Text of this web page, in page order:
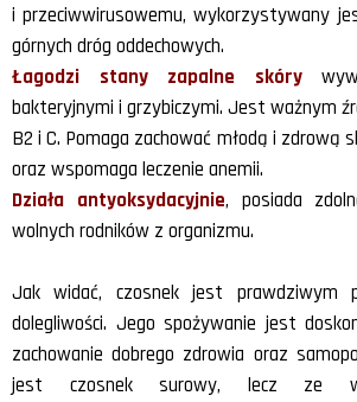
i przeciwwirusowemu, wykorzystywany
górnych dróg oddechowych.
Łagodzi stany zapalne skóry
bakteryjnymi i grzybiczymi. Jest ważnym
B2 i C. Pomaga zachować młodą i zdrową
oraz wspomaga leczenie anemii.
Działa antyoksydacyjnie, posiada
wolnych rodników z organizmu.
Jak widać, czosnek jest prawdziwym
dolegliwości. Jego spożywanie jest
zachowanie dobrego zdrowia oraz
jest czosnek surowy, lecz ze